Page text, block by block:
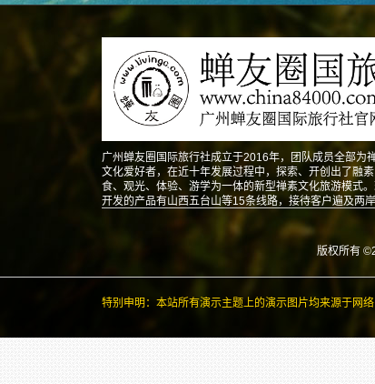
广州蝉友圈国际旅行社成立于2016年，团队成员全部为
文化爱好者，在近十年发展过程中，探索、开创出了融素
食、观光、体验、游学为一体的新型禅素文化旅游模式
开发的产品有山西五台山等15条线路，接待客户遍及两
版权所有
特别申明：本站所有演示主题上的演示图片均来源于网